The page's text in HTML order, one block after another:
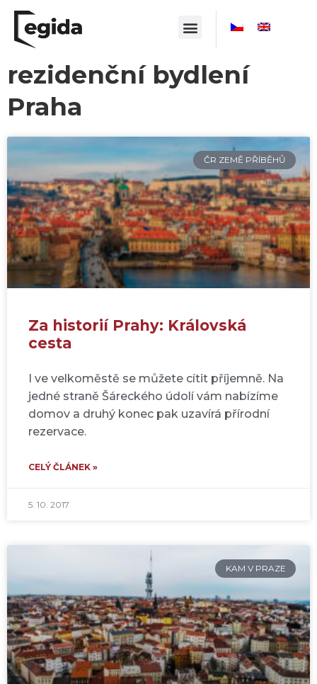
rezidenční bydlení
Praha
ČR ZEMĚ PŘÍBĚHŮ
Za historií Prahy: Královská
cesta
I ve velkoměstě se můžete cítit příjemně. Na
jedné straně Šáreckého údolí vám nabízíme
domov a druhý konec pak uzavírá přírodní
rezervace.
CELÝ ČLÁNEK »
5. 10. 2017
KAM V PRAZE